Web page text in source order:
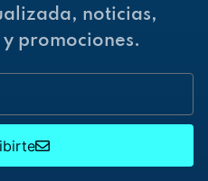
noticias,
promociones.